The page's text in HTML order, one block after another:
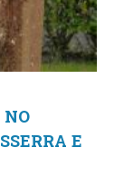
NO
E